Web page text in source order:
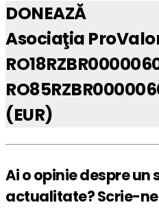
DONEAZĂ
Asociaţia
(EUR)
Ai o opinie despre un
actualitate? Scrie-